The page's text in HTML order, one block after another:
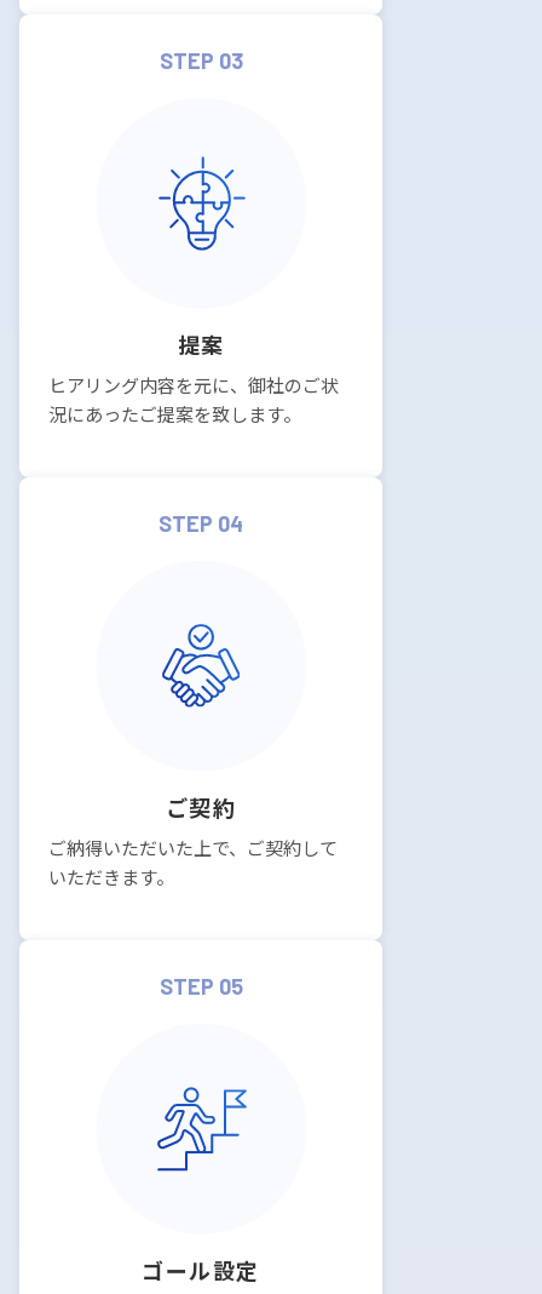
STEP 03
提案
ヒアリング内容を元に、御社のご状
況にあったご提案を致します。
STEP 04
ご契約
ご納得いただいた上で、ご契約して
いただきます。
STEP 05
ゴール設定